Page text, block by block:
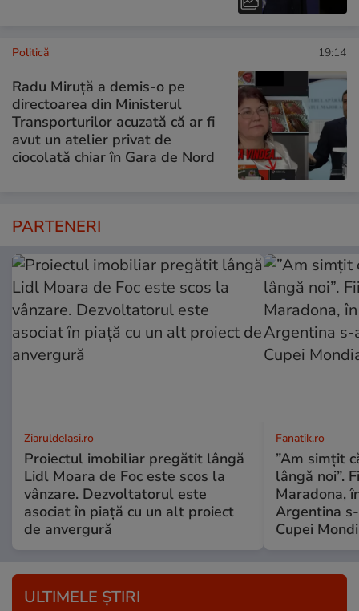
Politică 19:14
Radu Miruță a demis-o pe
directoarea din Ministerul
Transporturilor acuzată că ar fi
avut un atelier privat de
ciocolată chiar în Gara de Nord
PARTENERI
ZiaruldeIasi.ro
Proiectul imobiliar pregătit lângă
Lidl Moara de Foc este scos la
vânzare. Dezvoltatorul este
asociat în piață cu un alt proiect
de anvergură
Fanatik.ro
”Am simțit
lângă noi”.
Maradona,
Argentina
Cupei
ULTIMELE ȘTIRI